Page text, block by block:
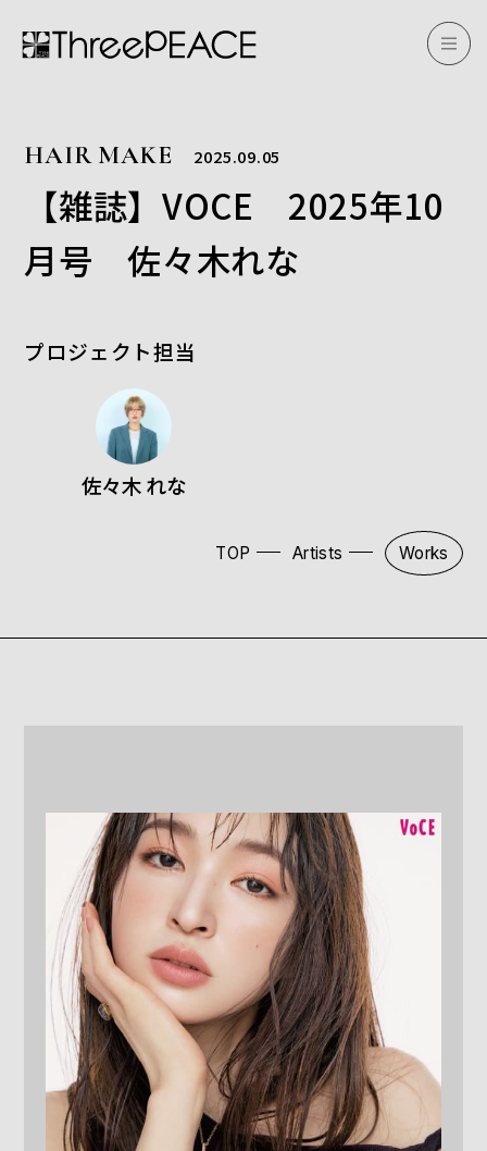
HAIR MAKE 2025.09.05
【雑誌】VOCE 2025年10
月号 佐々木れな
プロジェクト担当
佐々木 れな
TOP Artists Works